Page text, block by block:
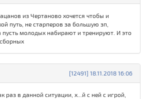
из Чертаново хочется чтобы и
путь, не старперов за большую зп,
пусть молодых набирают и тренируют. И это
[12491] 18.11.2018 16:06
раз в данной ситуации, х...й с ней с игрой,